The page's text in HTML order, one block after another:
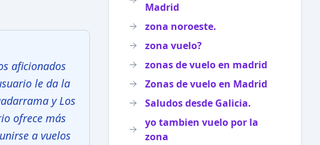
aficionados
le da la
y Los
ofrece más
a vuelos
Madrid
zona noroeste.
zona vuelo?
zonas de vuelo en madrid
Zonas de vuelo en Madrid
Saludos desde Galicia.
yo tambien vuelo por la
zona